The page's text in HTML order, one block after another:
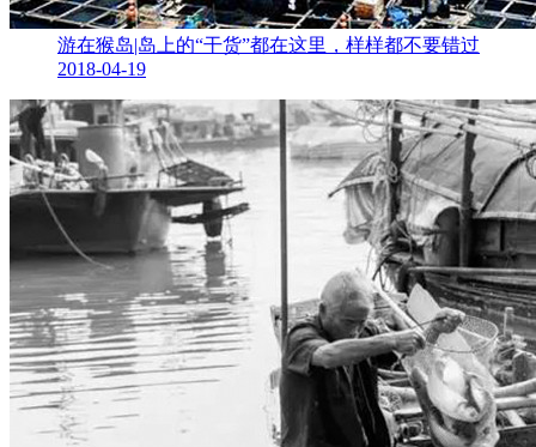
游在猴岛|岛上的“干货”都在这里，样样都不要错过
2018-04-19